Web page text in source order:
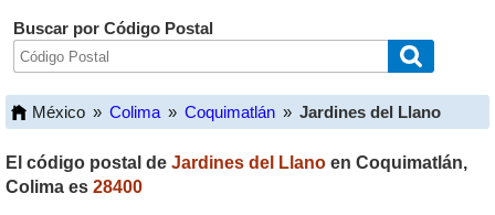
Buscar por Código Postal
México » Colima » Coquimatlán » Jardines del Llano
El código postal de Jardines del Llano en Coquimatlán,
Colima es 28400